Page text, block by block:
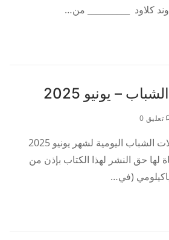
كلاود __________ من…
تعليق 0
للتحميل مجانا كتاب تأملات الشباب اليومية لشهر يونيو 2025
لها حق النشر لهذا الكتاب بإذن من
(في…